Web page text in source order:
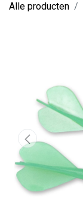
Alle producten